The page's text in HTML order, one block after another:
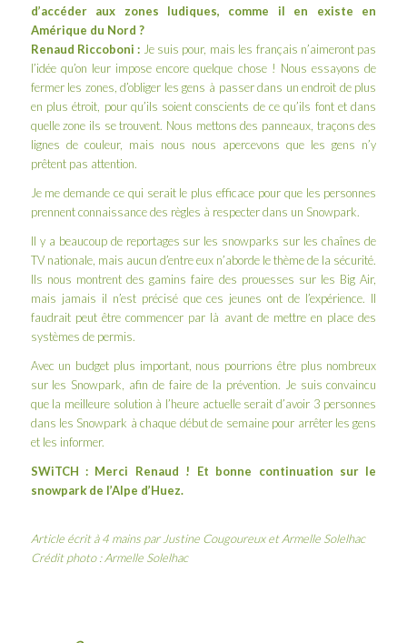
d’accéder aux zones ludiques, comme il en existe en
Amérique du Nord ?
Renaud Riccoboni : Je suis pour, mais les français n’aimeront pas
l’idée qu’on leur impose encore quelque chose ! Nous essayons de
fermer les zones, d’obliger les gens à passer dans un endroit de plus
en plus étroit, pour qu’ils soient conscients de ce qu’ils font et dans
quelle zone ils se trouvent. Nous mettons des panneaux, traçons des
lignes de couleur, mais nous nous apercevons que les gens n’y
prêtent pas attention.
Je me demande ce qui serait le plus efficace pour que les personnes
prennent connaissance des règles à respecter dans un Snowpark.
Il y a beaucoup de reportages sur les snowparks sur les chaînes de
TV nationale, mais aucun d’entre eux n’aborde le thème de la sécurité.
Ils nous montrent des gamins faire des prouesses sur les Big Air,
mais jamais il n’est précisé que ces jeunes ont de l’expérience. Il
faudrait peut être commencer par là avant de mettre en place des
systèmes de permis.
Avec un budget plus important, nous pourrions être plus nombreux
sur les Snowpark, afin de faire de la prévention. Je suis convaincu
que la meilleure solution à l’heure actuelle serait d’avoir 3 personnes
dans les Snowpark à chaque début de semaine pour arrêter les gens
et les informer.
SWiTCH : Merci Renaud ! Et bonne continuation sur le
snowpark de l’Alpe d’Huez.
Article écrit à 4 mains par Justine Cougoureux et Armelle Solelhac
Crédit photo : Armelle Solelhac